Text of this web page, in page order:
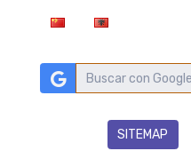
SITEMAP